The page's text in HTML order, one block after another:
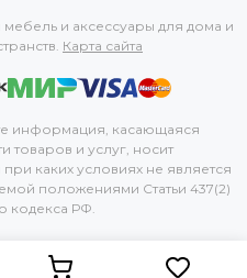
и аксессуары для дома и
Карта сайта
информация, касающаяся
товаров и услуг, носит
каких условиях не является
положениями Статьи 437(2)
кодекса РФ.